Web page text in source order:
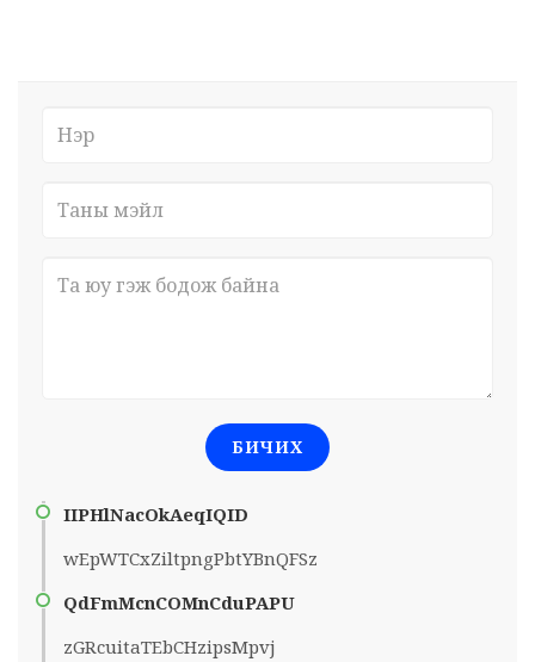
БИЧИХ
IIPHlNacOkAeqIQID
wEpWTCxZiltpngPbtYBnQFSz
QdFmMcnCOMnCduPAPU
zGRcuitaTEbCHzipsMpvj